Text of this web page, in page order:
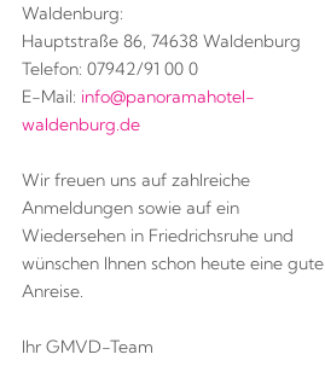
Waldenburg:
Hauptstraße 86, 74638 Waldenburg
Telefon: 07942/91 00 0
E-Mail: info@panoramahotel-
waldenburg.de
Wir freuen uns auf zahlreiche
Anmeldungen sowie auf ein
Wiedersehen in Friedrichsruhe und
wünschen Ihnen schon heute eine gute
Anreise.
Ihr GMVD-Team